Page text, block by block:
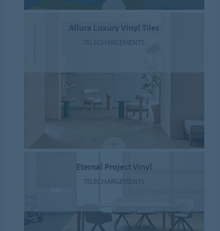
Allura Luxury Vinyl Tiles
TÉLÉCHARGEMENTS
Eternal Project Vinyl
TÉLÉCHARGEMENTS